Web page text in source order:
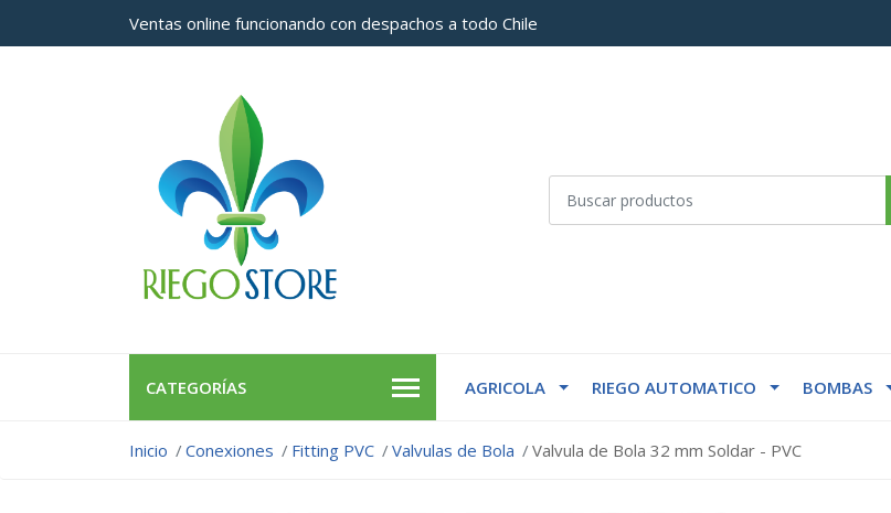
Ventas online funcionando con despachos a todo Chile
CATEGORÍAS AGRICOLA RIEGO AUTOMATICO BOMBAS
Inicio Conexiones Fitting PVC Valvulas de Bola Valvula de Bola 32 mm Soldar - PVC